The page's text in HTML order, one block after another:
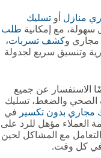
منازل أو تسليك
سهولة، مع إمكانية طلب
مجاري وكشف تسربات،
وتنسيق سريع لجدولة
الاستفسار عن جميع
والضغط، تسليك
مجاري بدون تكسير في
العملاء مؤهل للرد على
التعامل مع المشاكل لحين
في كل وقت.